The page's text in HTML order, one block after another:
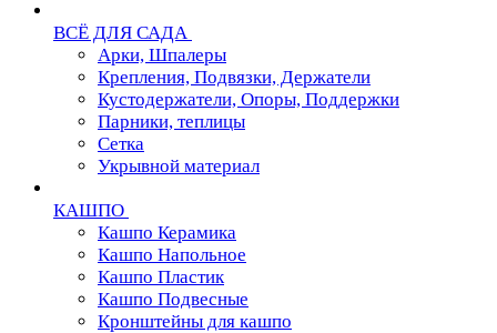
ВСЁ ДЛЯ САДА
Арки, Шпалеры
Крепления, Подвязки, Держатели
Кустодержатели, Опоры, Поддержки
Парники, теплицы
Сетка
Укрывной материал
КАШПО
Кашпо Керамика
Кашпо Напольное
Кашпо Пластик
Кашпо Подвесные
Кронштейны для кашпо